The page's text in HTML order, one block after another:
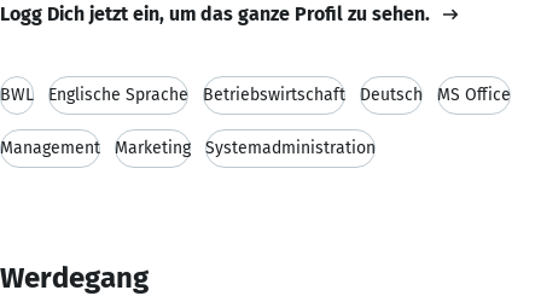
Logg Dich jetzt ein, um das ganze Profil zu sehen.
BWL Englische Sprache Betriebswirtschaft Deutsch MS Office
Management Marketing Systemadministration
Werdegang